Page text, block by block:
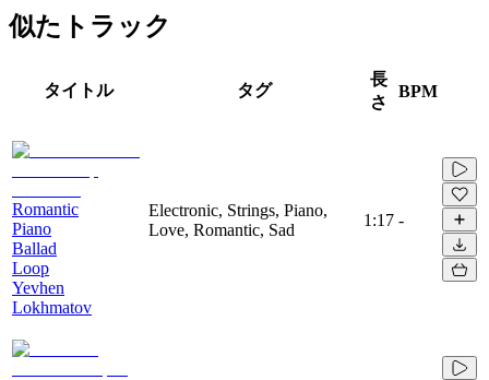
似たトラック
タイトル タグ
長
さ
BPM
Romantic
Piano
Ballad
Loop
Yevhen
Lokhmatov
Electronic, Strings, Piano,
Love, Romantic, Sad
1:17 -